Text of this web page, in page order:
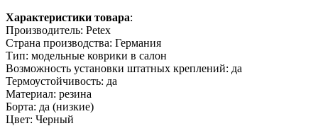
Характеристики товара:
Производитель: Petex
Страна производства: Германия
Тип: модельные коврики в салон
Возможность установки штатных креплений: да
Термоустойчивость: да
Материал: резина
Борта: да (низкие)
Цвет: Черный